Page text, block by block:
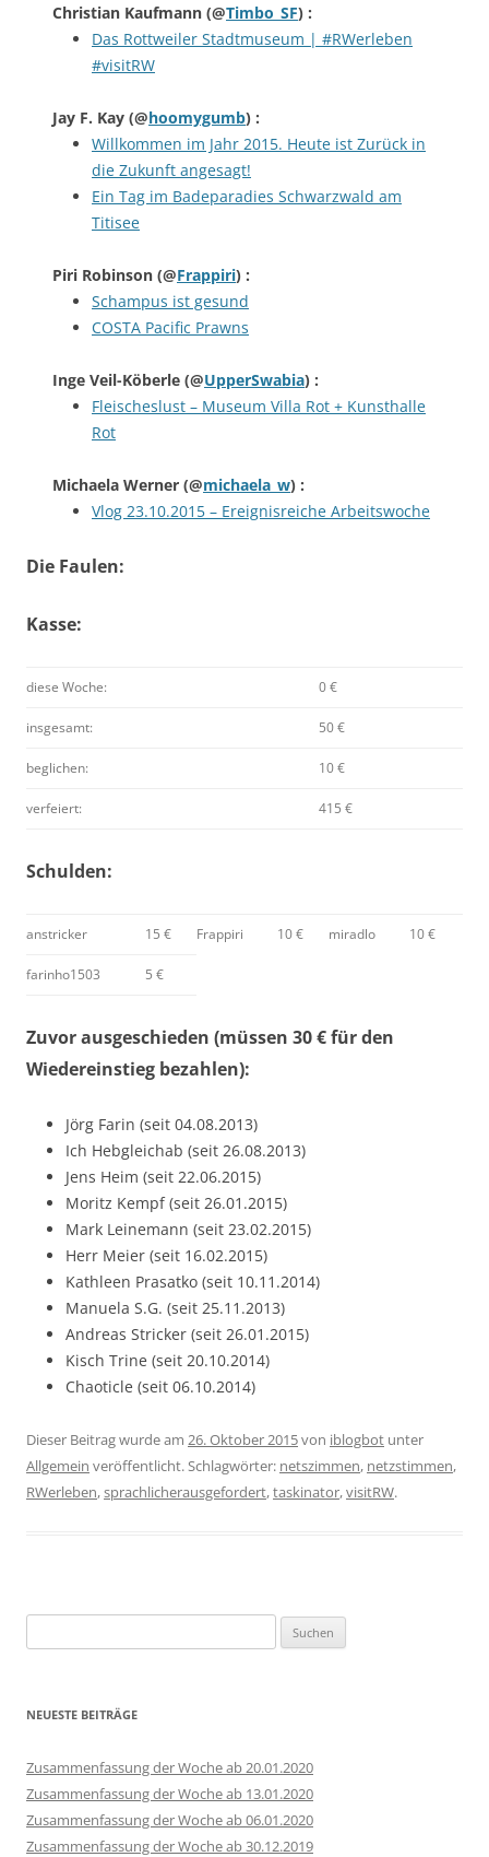
Christian Kaufmann (@Timbo_SF) :
Das Rottweiler Stadtmuseum | #RWerleben
#visitRW
Jay F. Kay (@hoomygumb) :
Willkommen im Jahr 2015. Heute ist Zurück in
die Zukunft angesagt!
Ein Tag im Badeparadies Schwarzwald am
Titisee
Piri Robinson (@Frappiri) :
Schampus ist gesund
COSTA Pacific Prawns
Inge Veil-Köberle (@UpperSwabia) :
Fleischeslust – Museum Villa Rot + Kunsthalle
Rot
Michaela Werner (@michaela_w) :
Vlog 23.10.2015 – Ereignisreiche Arbeitswoche
Die Faulen:
Kasse:
diese Woche: 0 €
insgesamt: 50 €
beglichen: 10 €
verfeiert: 415 €
Schulden:
anstricker 15 € Frappiri 10 € miradlo 10 €
farinho1503 5 €
Zuvor ausgeschieden (müssen 30 € für den
Wiedereinstieg bezahlen):
Jörg Farin (seit 04.08.2013)
Ich Hebgleichab (seit 26.08.2013)
Jens Heim (seit 22.06.2015)
Moritz Kempf (seit 26.01.2015)
Mark Leinemann (seit 23.02.2015)
Herr Meier (seit 16.02.2015)
Kathleen Prasatko (seit 10.11.2014)
Manuela S.G. (seit 25.11.2013)
Andreas Stricker (seit 26.01.2015)
Kisch Trine (seit 20.10.2014)
Chaoticle (seit 06.10.2014)
Dieser Beitrag wurde am 26. Oktober 2015von iblogbot unter
Allgemein veröffentlicht. Schlagwörter: netszimmen, netzstimmen,
RWerleben,sprachlicherausgefordert,taskinator,visitRW.
nach:
NEUESTE BEITRÄGE
Zusammenfassung der Woche ab 20.01.2020
Zusammenfassung der Woche ab 13.01.2020
Zusammenfassung der Woche ab 06.01.2020
Zusammenfassung der Woche ab 30.12.2019